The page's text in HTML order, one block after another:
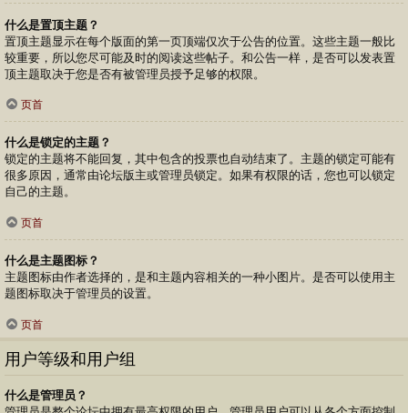
什么是置顶主题？
置顶主题显示在每个版面的第一页顶端仅次于公告的位置。这些主题一般比
较重要，所以您尽可能及时的阅读这些帖子。和公告一样，是否可以发表置
顶主题取决于您是否有被管理员授予足够的权限。
页首
什么是锁定的主题？
锁定的主题将不能回复，其中包含的投票也自动结束了。主题的锁定可能有
很多原因，通常由论坛版主或管理员锁定。如果有权限的话，您也可以锁定
自己的主题。
页首
什么是主题图标？
主题图标由作者选择的，是和主题内容相关的一种小图片。是否可以使用主
题图标取决于管理员的设置。
页首
用户等级和用户组
什么是管理员？